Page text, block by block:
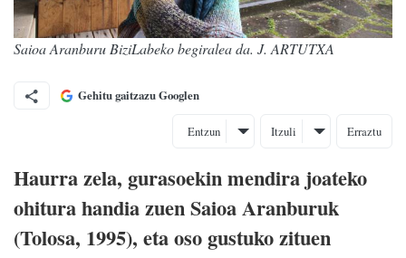
Saioa Aranburu BiziLabeko begiralea da. J. ARTUTXA
Gehitu gaitzazu Googlen
Entzun Itzuli Erraztu
Haurra zela, gurasoekin mendira joateko
ohitura handia zuen Saioa Aranburuk
(Tolosa, 1995), eta oso gustuko zituen